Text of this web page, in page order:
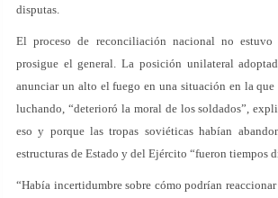
disputas.
El proceso de reconciliación nacional no
prosigue el general. La posición unilateral
anunciar un alto el fuego en una situación en la
luchando, “deterioró la moral de los soldados”,
eso y porque las tropas soviéticas habían
estructuras de Estado y del Ejército “fueron tiempos
“Había incertidumbre sobre cómo podrían reaccionar